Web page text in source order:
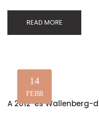
READ MORE
14
FEBR
A 2012-es